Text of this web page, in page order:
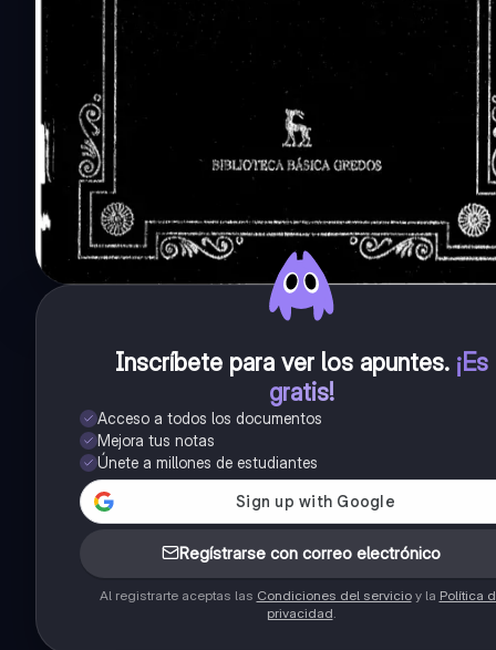
Inscríbete para ver los apuntes. ¡Es
gratis!
Acceso a todos los documentos
Mejora tus notas
Únete a millones de estudiantes
Regístrarse con correo electrónico
Al registrarte aceptas las Condiciones del servicioy la Política
privacidad.